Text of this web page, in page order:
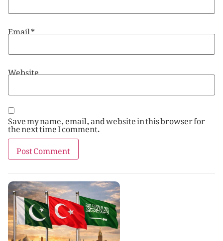
Email*
Website
Save my name, email, and website in this browser for
the next time I comment.